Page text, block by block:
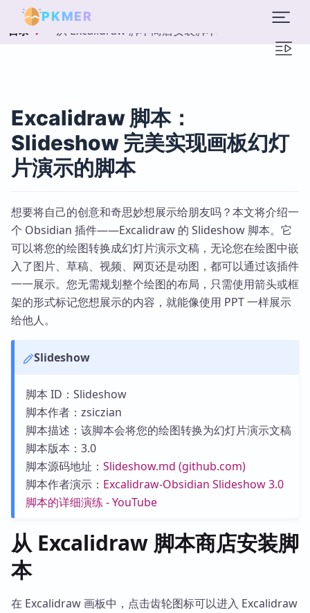
PKMER
目录 从 Excalidraw 脚本商店安装脚本
Excalidraw 脚本：
Slideshow 完美实现画板幻灯
片演示的脚本
想要将自己的创意和奇思妙想展示给朋友吗？本文将介绍一
个 Obsidian 插件——Excalidraw 的 Slideshow 脚本。它
可以将您的绘图转换成幻灯片演示文稿，无论您在绘图中嵌
入了图片、草稿、视频、网页还是动图，都可以通过该插件
一一展示。您无需规划整个绘图的布局，只需使用箭头或框
架的形式标记您想展示的内容，就能像使用 PPT 一样展示
给他人。
Slideshow
脚本 ID：Slideshow
脚本作者：zsiczian
脚本描述：该脚本会将您的绘图转换为幻灯片演示文稿
脚本版本：3.0
脚本源码地址： Slideshow.md (github.com)
脚本作者演示： Excalidraw-Obsidian Slideshow 3.0
脚本的详细演练 - YouTube
从 Excalidraw 脚本商店安装脚
本
在 Excalidraw 画板中，点击齿轮图标可以进入 Excalidraw